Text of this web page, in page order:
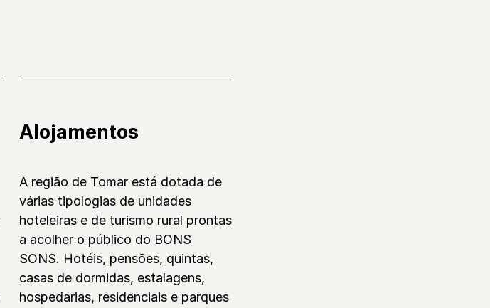
Alojamentos
A região de Tomar está dotada de
várias tipologias de unidades
hoteleiras e de turismo rural prontas
a acolher o público do BONS
SONS. Hotéis, pensões, quintas,
casas de dormidas, estalagens,
hospedarias, residenciais e parques